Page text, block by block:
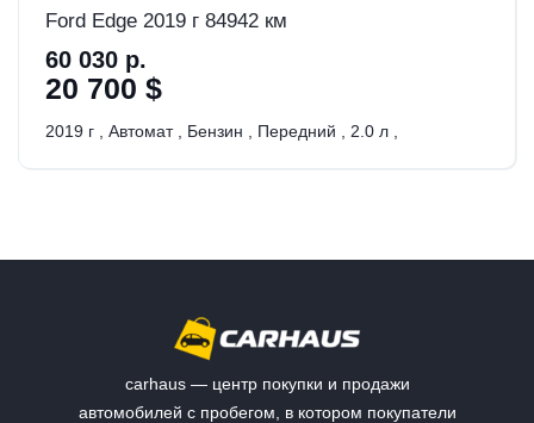
Ford Edge 2019 г 84942 км
60 030 р.
20 700 $
2019 г Автомат Бензин Передний 2.0 л
carhaus — центр покупки и продажи
автомобилей с пробегом, в котором покупатели